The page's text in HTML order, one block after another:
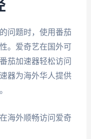
的问题时，使用番茄
。爱奇艺在国外可
茄加速器轻松访问
器为海外华人提供
海外顺畅访问爱奇